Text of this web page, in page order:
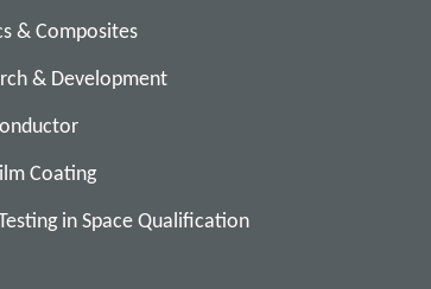
& Composites
& Development
Coating
in Space Qualification